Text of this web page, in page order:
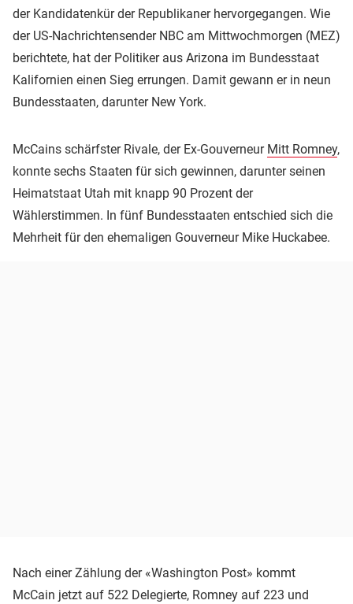
der Kandidatenkür der Republikaner hervorgegangen. Wie
der US-Nachrichtensender NBC am Mittwochmorgen (MEZ)
berichtete, hat der Politiker aus Arizona im Bundesstaat
Kalifornien einen Sieg errungen. Damit gewann er in neun
Bundesstaaten, darunter New York.
McCains schärfster Rivale, der Ex-Gouverneur Mitt Romney,
konnte sechs Staaten für sich gewinnen, darunter seinen
Heimatstaat Utah mit knapp 90 Prozent der
Wählerstimmen. In fünf Bundesstaaten entschied sich die
Mehrheit für den ehemaligen Gouverneur Mike Huckabee.
Nach einer Zählung der «Washington Post» kommt
McCain jetzt auf 522 Delegierte, Romney auf 223 und